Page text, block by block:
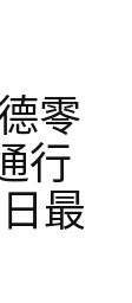
零
行
最